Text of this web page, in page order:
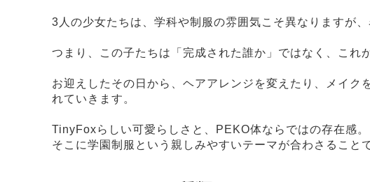
3人の少女たちは、学科や制服の雰囲気こそ異なりますが
つまり、この子たちは「完成された誰か」ではなく、こ
お迎えしたその日から、ヘアアレンジを変えたり、メイク
れていきます。
TinyFoxらしい可愛らしさと、PEKO体ならではの存在感。
そこに学園制服という親しみやすいテーマが合わさるこ